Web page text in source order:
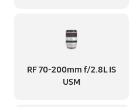
RF 70‑200mm f/2.8L IS
USM